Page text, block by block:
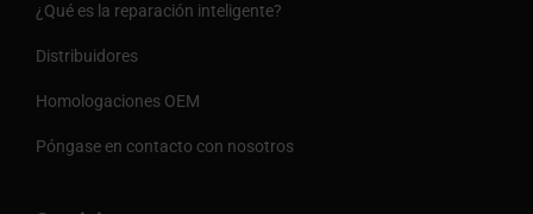
¿Qué es la reparación inteligente?
Distribuidores
Homologaciones OEM
Póngase en contacto con nosotros